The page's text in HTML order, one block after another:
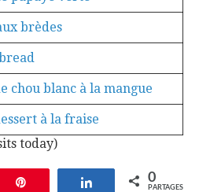
brèdes
chou blanc à la mangue
à la fraise
today)
Partagez 0
PARTAGES